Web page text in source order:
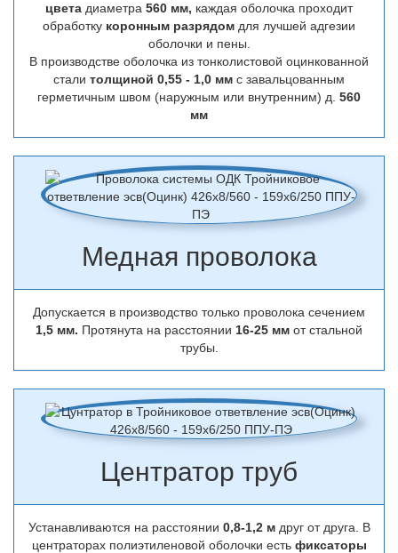
цвета диаметра 560 мм, каждая оболочка проходит
обработку коронным разрядом для лучшей адгезии
оболочки и пены.
В производстве оболочка из тонколистовой оцинкованной
стали толщиной 0,55 - 1,0 мм с завальцованным
герметичным швом (наружным или внутренним) д. 560
мм
Медная проволока
Допускается в производство только проволока сечением
1,5 мм. Протянута на расстоянии 16-25 мм от стальной
трубы.
Центратор труб
Устанавливаются на расстоянии 0,8-1,2 м друг от друга. В
центраторах полиэтиленовой оболочки есть фиксаторы